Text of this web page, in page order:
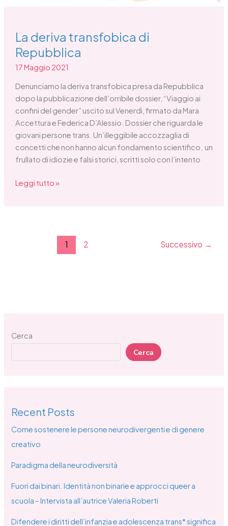
La deriva transfobica di
Repubblica
17 Maggio 2021
Denunciamo la deriva transfobica presa da Repubblica
dopo la pubblicazione dell’orribile dossier, “Viaggio ai
confini del gender” uscito sul Venerdì, firmato da Mara
Accettura e Federica D’Alessio. Dossier che riguarda le
giovani persone trans. Un’illeggibile accozzaglia di
concetti che non hanno alcun fondamento scientifico, un
frullato di idiozie e falsi storici, scritti solo con l’intento
Leggi tutto »
1 2 Successivo →
Cerca
Cerca
Recent Posts
Come sostenere le persone neurodivergenti e di genere
creativo
Paradigma della neurodiversità
Fuori dai binari. Identità non binarie e approcci queer a
scuola – Intervista all’autrice Valeria Roberti
Difendere i diritti dell’infanzia e adolescenza trans* significa